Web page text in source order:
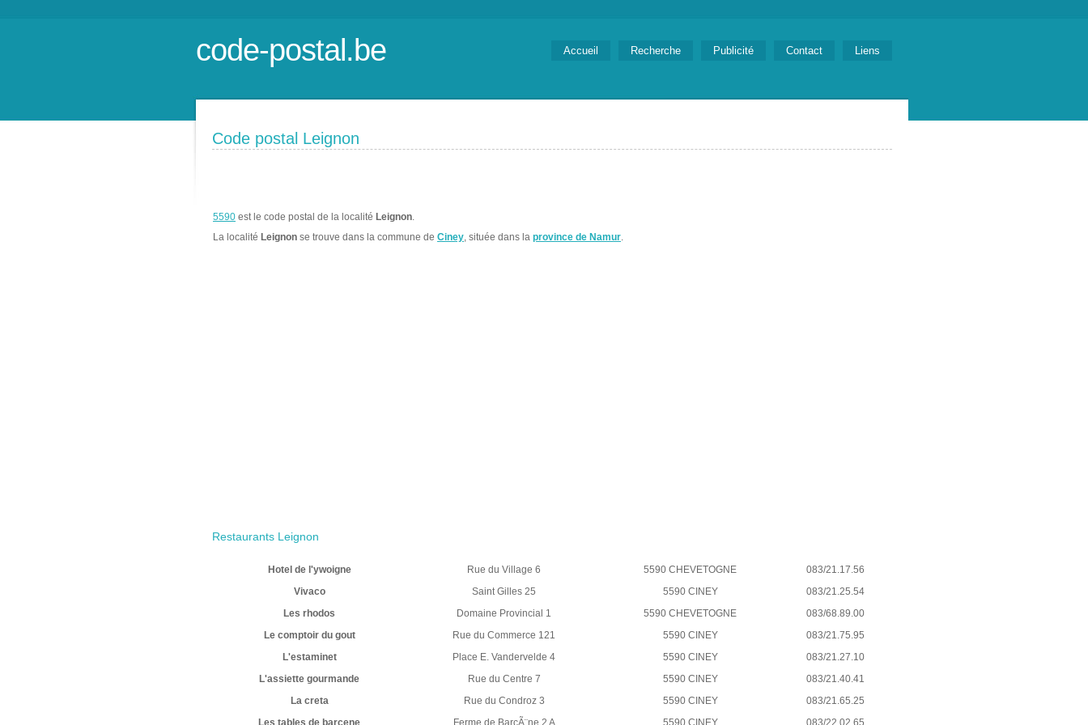
code-postal.be Accueil Recherche Publicité Contact Liens
Code postal Leignon
5590 est le code postal de la localité Leignon.
La localité Leignon se trouve dans la commune de Ciney, située dans la province de Namur.
Restaurants Leignon
Hotel de l'ywoigne Rue du Village 6 5590 CHEVETOGNE
083/21.17.56
Vivaco
Saint Gilles 25 5590 CINEY
083/21.25.54
Les rhodos
Domaine Provincial 1 5590 CHEVETOGNE
083/68.89.00
Le comptoir du gout
Rue du Commerce 121 5590 CINEY
083/21.75.95
L'estaminet
Place E. Vandervelde 4 5590 CINEY
083/21.27.10
L'assiette gourmande
Rue du Centre 7 5590 CINEY
083/21.40.41
La creta
Rue du Condroz 3 5590 CINEY
083/21.65.25
Les tables de barcene
Ferme de BarcÃ¨ne 2 A 5590 CINEY 083/22.02.65